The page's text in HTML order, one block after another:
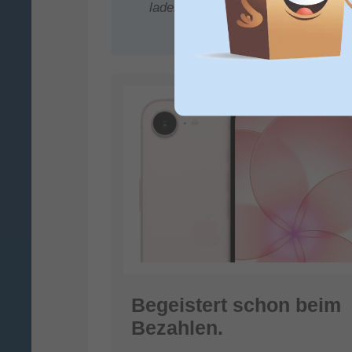
laden mit USB‑C und jetzt mit
Begeistert schon beim
Bezahlen.